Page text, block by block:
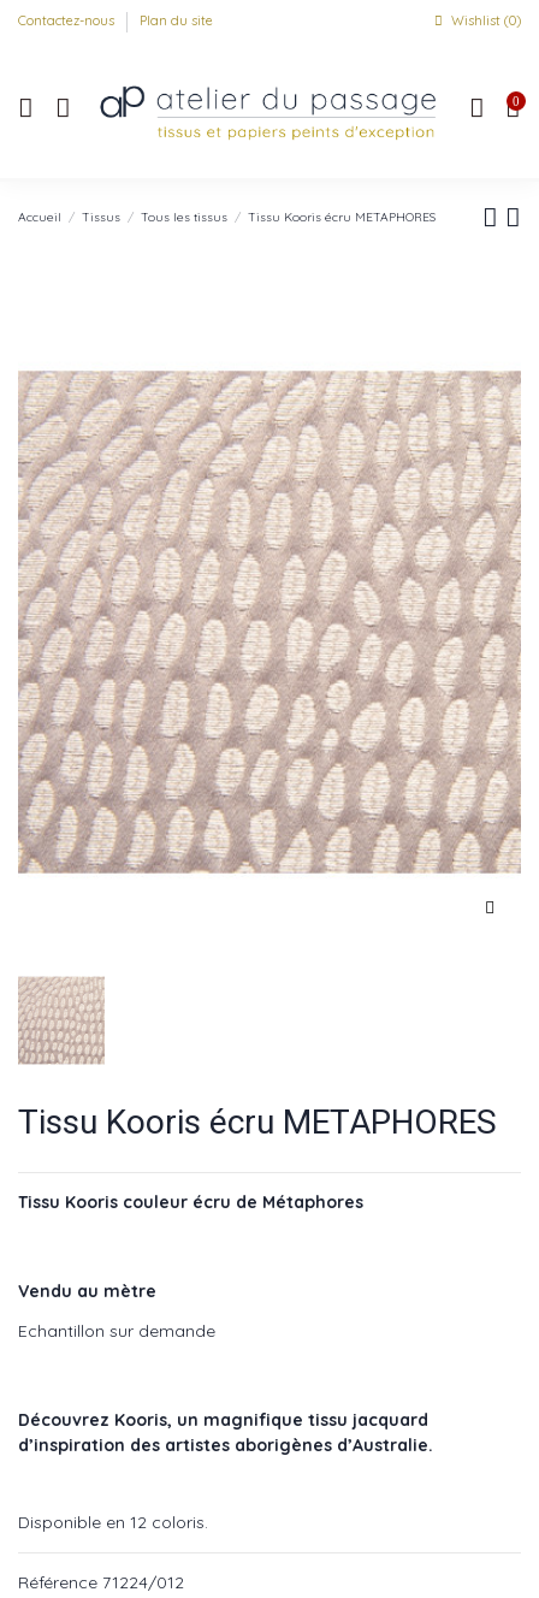
Contactez-nous Plan du site Wishlist (0)
0
Accueil Tissus Tous les tissus Tissu Kooris écru METAPHORES
Tissu Kooris écru METAPHORES
Tissu Kooris couleur écru de Métaphores
Vendu au mètre
Echantillon sur demande
Découvrez Kooris, un magnifique tissu jacquard
d’inspiration des artistes aborigènes d’Australie.
Disponible en 12 coloris.
Référence 71224/012